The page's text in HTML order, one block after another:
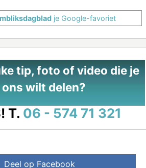
je Google-favoriet
tip, foto of video die je
wilt delen?
T. 06 - 574 71 321
Deel op Facebook